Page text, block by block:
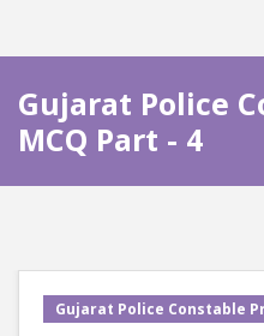
Gujarat Police
MCQ Part - 4
Gujarat Police Constable